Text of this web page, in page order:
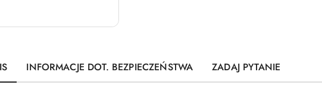
INFORMACJE DOT. BEZPIECZEŃSTWA ZADAJ PYTANIE